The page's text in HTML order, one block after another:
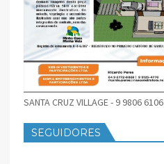
SANTA CRUZ VILLAGE - 9 9806 6106
SEGUIDORES